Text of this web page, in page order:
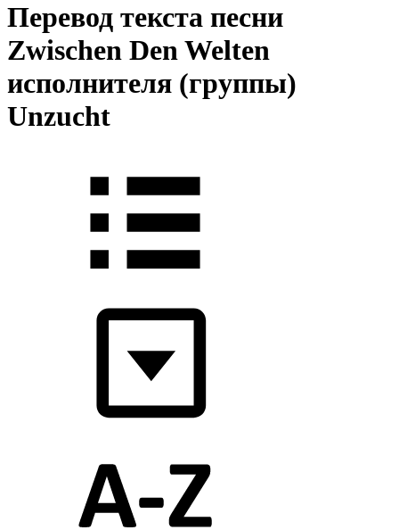
Перевод текста песни
Zwischen Den Welten
исполнителя (группы)
Unzucht